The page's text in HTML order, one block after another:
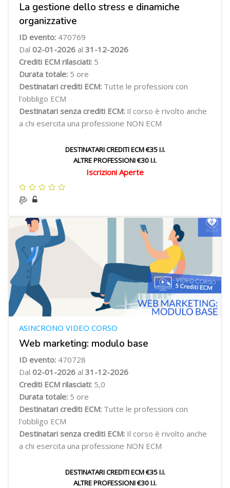
La gestione dello stress e dinamiche
organizzative
ID evento: 470769
Dal 02-01-2026 al 31-12-2026
Crediti ECM rilasciati: 5
Durata totale: 5 ore
Destinatari crediti ECM: Tutte le professioni con
l'obbligo ECM
Destinatari senza crediti ECM: Il corso è rivolto anche
a chi esercita una professione NON ECM
DESTINATARI CREDITI ECM €35 I.I.
ALTRE PROFESSIONI €30 I.I.
Iscrizioni Aperte
Web marketing: modulo base
ASINCRONO VIDEO CORSO
ID evento: 470728
Dal 02-01-2026 al 31-12-2026
Crediti ECM rilasciati: 5,0
Durata totale: 5 ore
Destinatari crediti ECM: Tutte le professioni con
l'obbligo ECM
Destinatari senza crediti ECM: Il corso è rivolto anche
a chi esercita una professione NON ECM
DESTINATARI CREDITI ECM €35 I.I.
ALTRE PROFESSIONI €30 I.I.